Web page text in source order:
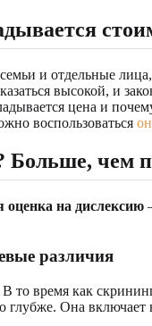
и отдельные
высокой, и
цена и
воспользоваться
чем
оценка на дислексию
различия
В то время как
глубже. Она